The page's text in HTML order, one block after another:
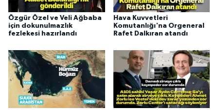
Özgür Özel ve Veli Ağbaba
için dokunulmazlık
fezlekesi hazırlandı
Hava Kuvvetleri
Komutanlığı'na Orgeneral
Rafet Dalkıran atandı